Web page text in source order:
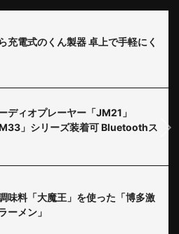
充電式のくん製器 卓上で手軽にく
ディオプレーヤー「JM21」
M33」シリーズ装着可 Bluetoothス
味料「大魔王」を使った「博多激
ーメン」